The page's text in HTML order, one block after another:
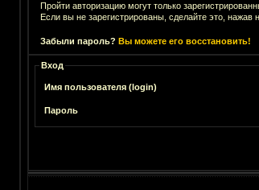
Пройти авторизацию могут только
Если вы не зарегистрированы, сделайте это, нажав
Забыли пароль? Вы можете его восстановить!
Вход
Имя пользователя (login)
Пароль